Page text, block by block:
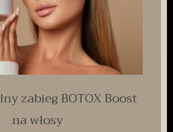
zabieg BOTOX Boost
na włosy